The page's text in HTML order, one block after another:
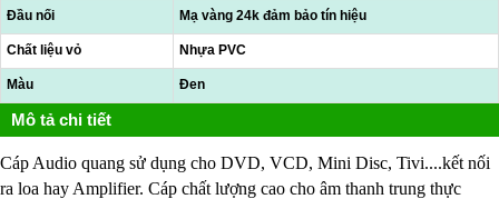
Đầu nối Mạ vàng 24k đảm bảo tín hiệu
Chất liệu vỏ Nhựa PVC
Màu Đen
Mô tả chi tiết
Cáp Audio quang sử dụng cho DVD, VCD, Mini Disc, Tivi....kết nối
ra loa hay Amplifier. Cáp chất lượng cao cho âm thanh trung thực